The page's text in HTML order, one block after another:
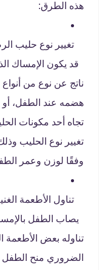
هذه الطرق:
تغيير نوع حليب
قد يكون الإمساك
ناتج عن نوع من
هضمه عند الطفل، أو
تجاه أحد مكونات
تغيير نوع الحليب
وفقًا لوزن وعمر
تناول الأطعمة
يصاب الطفل
تناوله بعض الأطعمة
الضروري منح الطفل